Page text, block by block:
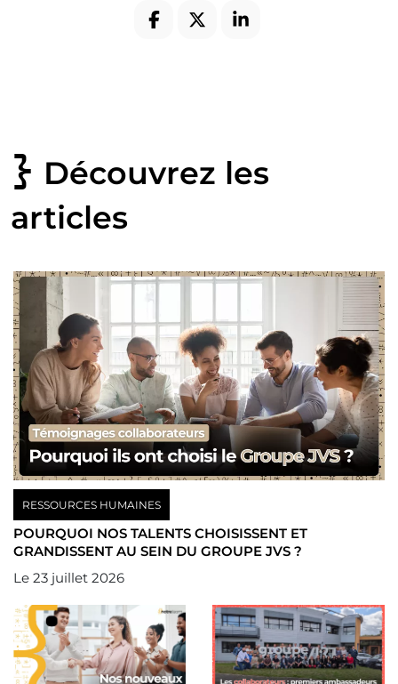
Découvrez les
articles
RESSOURCES HUMAINES
POURQUOI NOS TALENTS CHOISISSENT ET
GRANDISSENT AU SEIN DU GROUPE JVS ?
Le 23 juillet 2026